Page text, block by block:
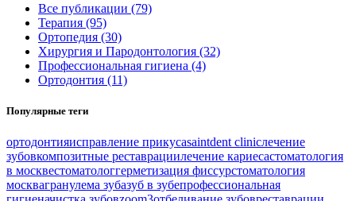
Все публикации (79)
Терапия (95)
Ортопедия (30)
Хирургия и Пародонтология (32)
Профессиональная гигиена (4)
Ортодонтия (11)
Популярные теги
ортодонтияисправление прикусаsaintdent clinicлечение
зубовкомпозитные реставрациилечение кариесастоматология
в москвестоматологгерметизация фиссурстоматология
москвагранулема зубазуб в зубепрофессиональная